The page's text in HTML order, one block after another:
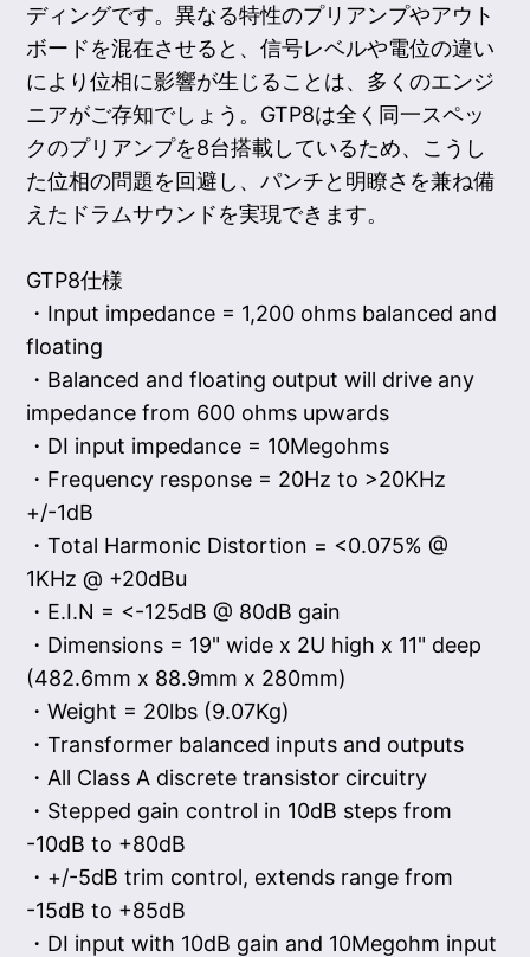
ディングです。異なる特性のプリアンプやアウト
ボードを混在させると、信号レベルや電位の違い
により位相に影響が生じることは、多くのエンジ
ニアがご存知でしょう。GTP8は全く同一スペッ
クのプリアンプを8台搭載しているため、こうし
た位相の問題を回避し、パンチと明瞭さを兼ね備
えたドラムサウンドを実現できます。
GTP8仕様
・Input impedance = 1,200 ohms balanced and
floating
・Balanced and floating output will drive any
impedance from 600 ohms upwards
・DI input impedance = 10Megohms
・Frequency response = 20Hz to >20KHz
+/-1dB
・Total Harmonic Distortion = <0.075% @
1KHz @ +20dBu
・E.I.N = <-125dB @ 80dB gain
・Dimensions = 19" wide x 2U high x 11" deep
(482.6mm x 88.9mm x 280mm)
・Weight = 20lbs (9.07Kg)
・Transformer balanced inputs and outputs
・All Class A discrete transistor circuitry
・Stepped gain control in 10dB steps from
-10dB to +80dB
・+/-5dB trim control, extends range from
-15dB to +85dB
・DI input with 10dB gain and 10Megohm input